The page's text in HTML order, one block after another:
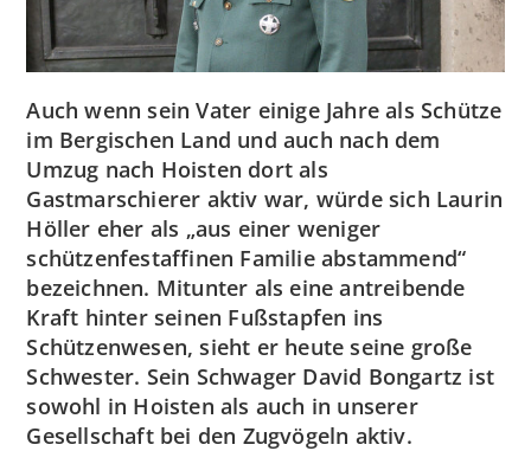
Auch wenn sein Vater einige Jahre als Schütze
im Bergischen Land und auch nach dem
Umzug nach Hoisten dort als
Gastmarschierer aktiv war, würde sich Laurin
Höller eher als „aus einer weniger
schützenfestaffinen Familie abstammend“
bezeichnen. Mitunter als eine antreibende
Kraft hinter seinen Fußstapfen ins
Schützenwesen, sieht er heute seine große
Schwester. Sein Schwager David Bongartz ist
sowohl in Hoisten als auch in unserer
Gesellschaft bei den Zugvögeln aktiv.